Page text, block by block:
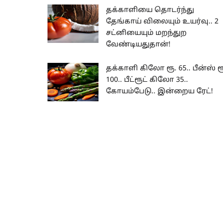
தக்காளியை தொடர்ந்து
தேங்காய் விலையும் உயர்வு.. 2
சட்னியையும் மறந்துற
வேண்டியதுதான்!
தக்காளி கிலோ ரூ. 65.. பீன்ஸ்
100.. பீட்ரூட் கிலோ 35..
கோயம்பேடு.. இன்றைய ரேட்!